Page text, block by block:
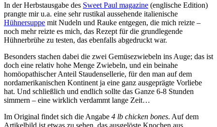
In der Herbstausgabe des Sweet Paul magazine (englische Edition)
prangte mir u.a. eine sehr rustikal aussehende italienische
Hühnersuppe mit Nudeln und Rauke entgegen, die mich reizte –
noch mehr reizte es mich, das Rezept für die grundlegende
Hühnerbrühe zu testen, das ebenfalls abgedruckt war.
Besonders stachen dabei die zwei Gemüsezwiebeln ins Auge; das ist
doch eine relativ hohe Menge Zwiebeln, und ein beinahe
homöopathischer Anteil Staudensellerie, für den man auf dem
nordamerikanischen Kontinent ja eine ganz ausgeprägte Vorliebe
hat. Und schließlich und endlich sollte das Ganze 6-8 Stunden
simmern – eine wirklich verdammt lange Zeit…
Im Original findet sich die Angabe 4 lb chicken bones. Auf dem
Artikelbild ist etwas zu sehen, das ausgelöste Knochen aus